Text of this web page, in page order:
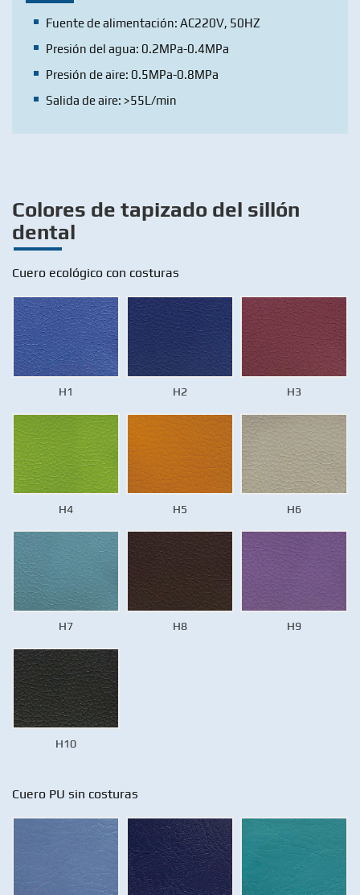
Fuente de alimentación: AC220V, 50HZ
Presión del agua: 0.2MPa-0.4MPa
Presión de aire: 0.5MPa-0.8MPa
Salida de aire: >55L/min
Colores de tapizado del sillón
dental
Cuero ecológico con costuras
H1 H2 H3
H4 H5 H6
H7 H8 H9
H10
Cuero PU sin costuras